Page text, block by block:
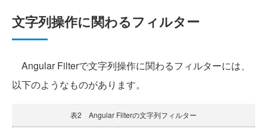
文字列操作に関わるフィルター
Angular Filterで文字列操作に関わるフィルターには、
以下のようなものがあります。
表2 Angular Filterの文字列フィルター